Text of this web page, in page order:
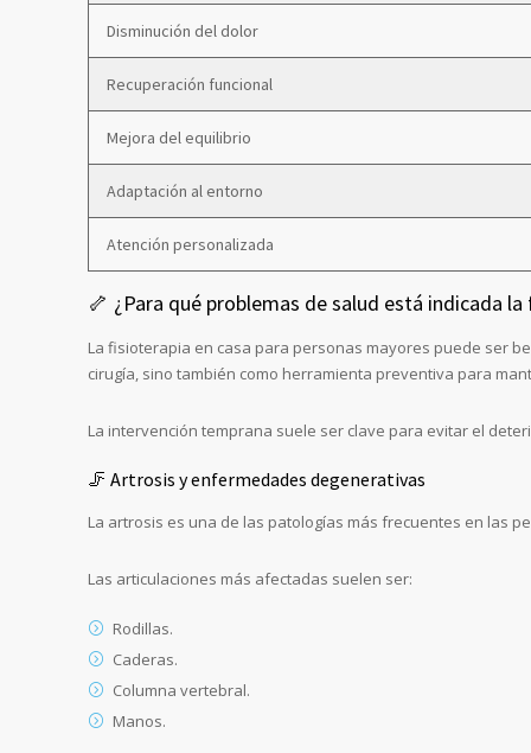
Disminución del dolor
Recuperación funcional
Mejora del equilibrio
Adaptación al entorno
Atención personalizada
🦴 ¿Para qué problemas de salud está indicada
La fisioterapia en casa para personas mayores puede ser
cirugía, sino también como herramienta preventiva para
La intervención temprana suele ser clave para evitar el
🦵 Artrosis y enfermedades degenerativas
La artrosis es una de las patologías más frecuentes en las
Las articulaciones más afectadas suelen ser:
Rodillas.
Caderas.
Columna vertebral.
Manos.